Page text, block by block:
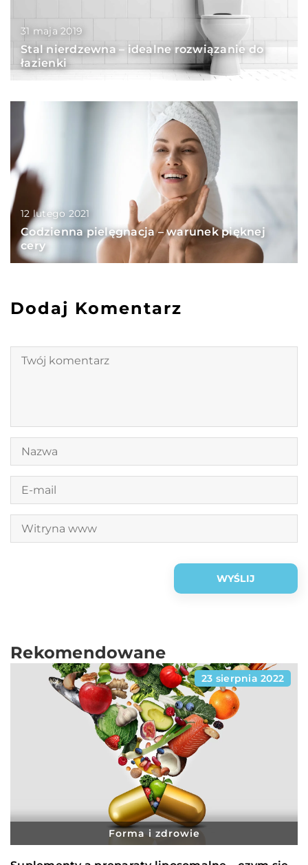
31 maja 2019
Stal nierdzewna – idealne rozwiązanie do
łazienki
12 lutego 2021
Codzienna pielęgnacja – warunek pięknej
cery
Dodaj Komentarz
Rekomendowane
23 sierpnia 2022
Forma i zdrowie